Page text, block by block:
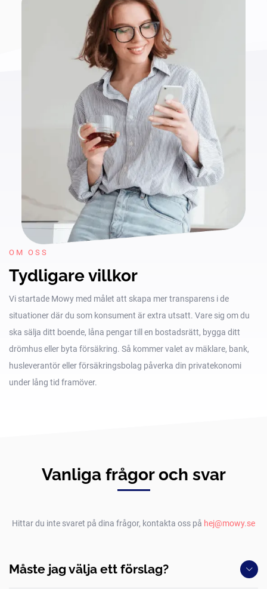
OM OSS
Tydligare villkor
Vi startade Mowy med målet att skapa mer transparens i de
situationer där du som konsument är extra utsatt. Vare sig om du
ska sälja ditt boende, låna pengar till en bostadsrätt, bygga ditt
drömhus eller byta försäkring. Så kommer valet av mäklare, bank,
husleverantör eller försäkringsbolag påverka din privatekonomi
under lång tid framöver.
Vanliga frågor och svar
Hittar du inte svaret på dina frågor, kontakta oss på hej@mowy.se
Måste jag välja ett förslag?